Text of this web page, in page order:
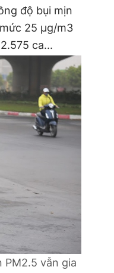
độ bụi mịn
25 µg/m3
ca...
PM2.5 vẫn gia